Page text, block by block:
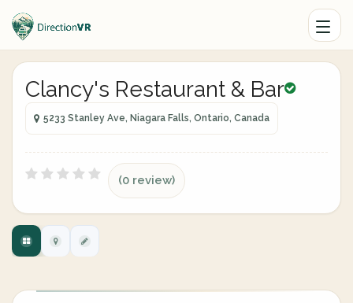
Clancy's Restaurant & Bar
5233 Stanley Ave, Niagara Falls, Ontario, Canada
(0 review)